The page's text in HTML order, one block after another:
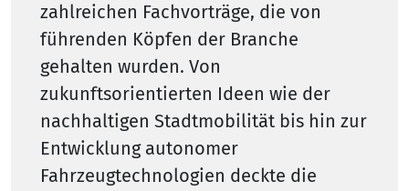
zahlreichen Fachvorträge, die von
führenden Köpfen der Branche
gehalten wurden. Von
zukunftsorientierten Ideen wie der
nachhaltigen Stadtmobilität bis hin zur
Entwicklung autonomer
Fahrzeugtechnologien deckte die